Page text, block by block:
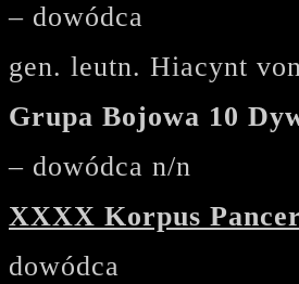
– dowódca
gen. leutn. Hiacynt
Grupa Bojowa 10
– dowódca n/n
XXXX Korpus
dowódca